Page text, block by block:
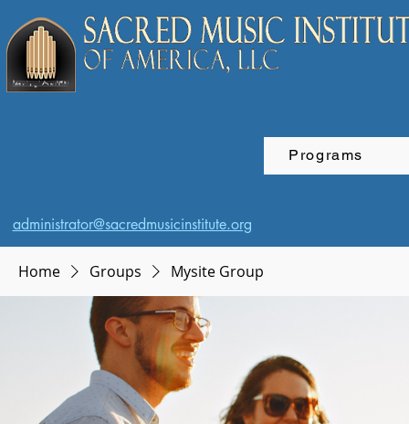
Programs
administrator@sacredmusicinstitute.org
Home Groups Mysite Group